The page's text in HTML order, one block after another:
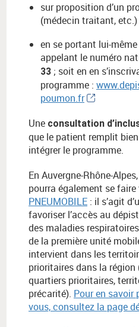
sur proposition d’un
(médecin traitant, etc.)
en se portant lui-
appelant le numéro
33 ; soit en en
programme :
poumon.fr
Une consultation
que le patient remplit
intégrer le programme.
En Auvergne-Rhône-
pourra également se faire
PNEUMOBILE : il s’agit
favoriser l’accès au
des maladies
de la première unité
intervient dans les
prioritaires dans la région
quartiers prioritaires,
précarité). Pour en savoir
vous, consultez la page